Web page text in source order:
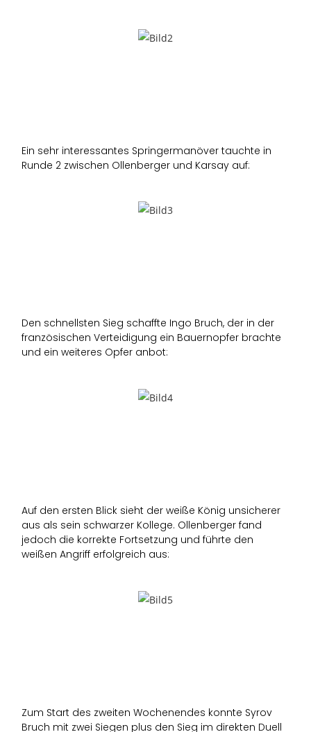
Ein sehr interessantes Springermanöver tauchte in
Runde 2 zwischen Ollenberger und Karsay auf:
Den schnellsten Sieg schaffte Ingo Bruch, der in der
französischen Verteidigung ein Bauernopfer brachte
und ein weiteres Opfer anbot:
Auf den ersten Blick sieht der weiße König unsicherer
aus als sein schwarzer Kollege. Ollenberger fand
jedoch die korrekte Fortsetzung und führte den
weißen Angriff erfolgreich aus:
Zum Start des zweiten Wochenendes konnte Syrov
Bruch mit zwei Siegen plus den Sieg im direkten Duell